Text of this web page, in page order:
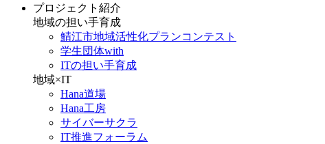
プロジェクト紹介
地域の担い手育成
鯖江市地域活性化プランコンテスト
学生団体with
ITの担い手育成
地域×IT
Hana道場
Hana工房
サイバーサクラ
IT推進フォーラム